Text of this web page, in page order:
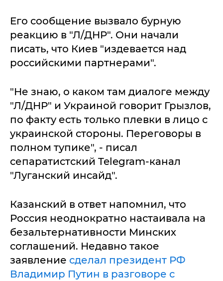
Его сообщение вызвало бурную
реакцию в "Л/ДНР". Они начали
писать, что Киев "издевается над
российскими партнерами".
"Не знаю, о каком там диалоге между
"Л/ДНР" и Украиной говорит Грызлов,
по факту есть только плевки в лицо с
украинской стороны. Переговоры в
полном тупике", - писал
сепаратистский Telegram-канал
"Луганский инсайд".
Казанский в ответ напомнил, что
Россия неоднократно настаивала на
безальтернативности Минских
соглашений. Недавно такое
заявление сделал президент РФ
Владимир Путин в разговоре с